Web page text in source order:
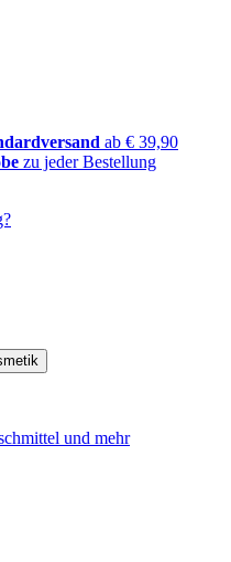
ab € 39,90
zu jeder Bestellung
und mehr